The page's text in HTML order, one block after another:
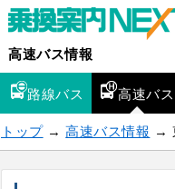
高速バス情報
路線バス 高速バス
トップ→高速バス情報 →